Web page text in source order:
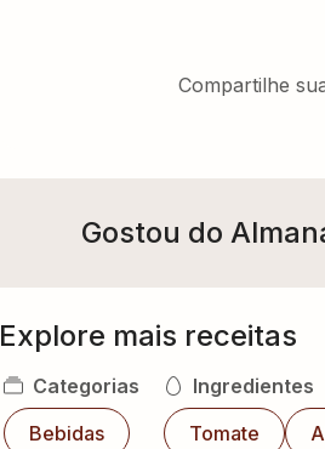
Compartilhe
Gostou do
Explore mais receitas
Categorias
Bebidas
Ingredientes
Tomate